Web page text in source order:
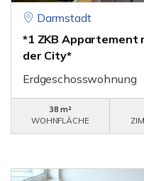
Darmstadt
*1 ZKB Appartement
der City*
Erdgeschosswohnung
38 m²
WOHNFLÄCHE